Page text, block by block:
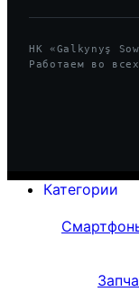
HK «Galkynyş
Работаем во
Категории